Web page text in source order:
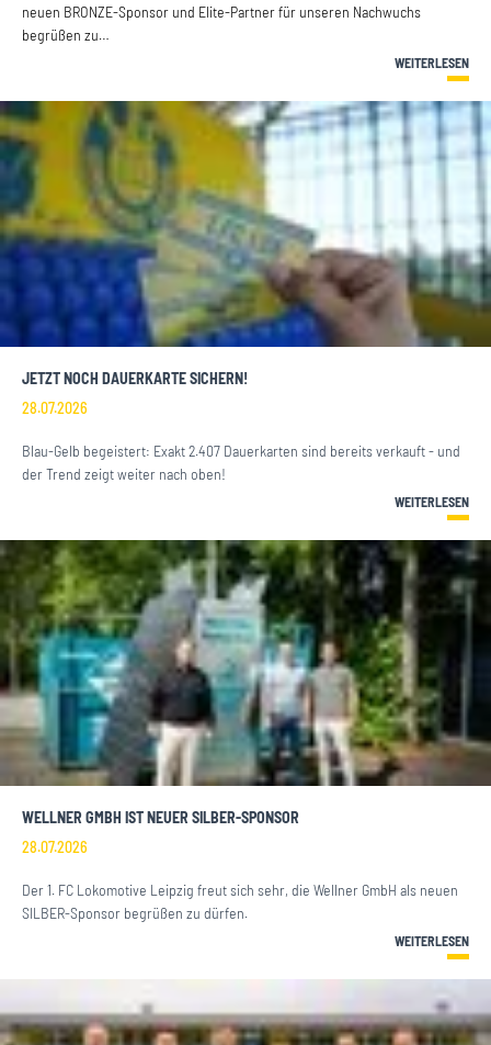
neuen BRONZE-Sponsor und Elite-Partner für unseren Nachwuchs
begrüßen zu…
WEITERLESEN
JETZT NOCH DAUERKARTE SICHERN!
28.07.2026
Blau-Gelb begeistert: Exakt 2.407 Dauerkarten sind bereits verkauft - und
der Trend zeigt weiter nach oben!
WEITERLESEN
WELLNER GMBH IST NEUER SILBER-SPONSOR
28.07.2026
Der 1. FC Lokomotive Leipzig freut sich sehr, die Wellner GmbH als neuen
SILBER-Sponsor begrüßen zu dürfen.
WEITERLESEN